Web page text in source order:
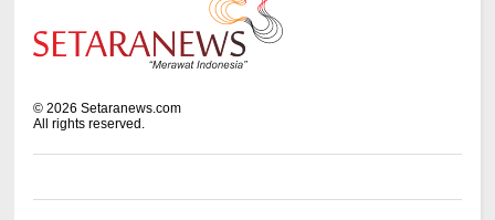
©2026 Setaranews.com
All rights reserved.